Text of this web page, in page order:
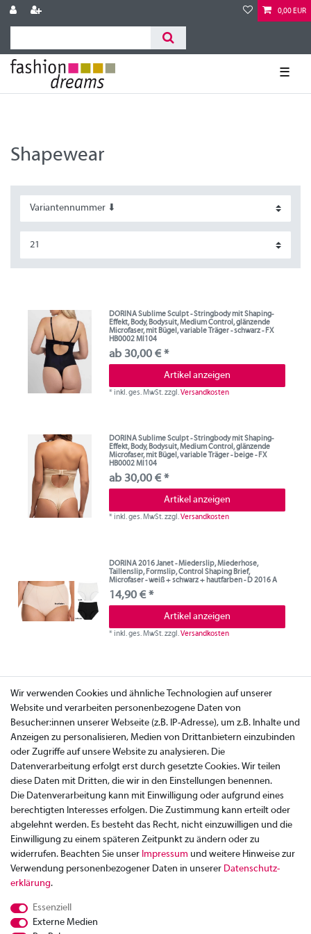
0,00 EUR
☰
Shapewear
DORINA Sublime Sculpt - Stringbody mit Shaping-
Effekt, Body, Bodysuit, Medium Control, glänzende
Microfaser, mit Bügel, variable Träger - schwarz - FX
HB0002 MI104
ab 30,00 € *
Artikel anzeigen
*inkl. ges. MwSt.zzgl.Versandkosten
DORINA Sublime Sculpt - Stringbody mit Shaping-
Effekt, Body, Bodysuit, Medium Control, glänzende
Microfaser, mit Bügel, variable Träger - beige - FX
HB0002 MI104
ab 30,00 € *
Artikel anzeigen
*inkl. ges. MwSt.zzgl.Versandkosten
DORINA 2016 Janet - Miederslip, Miederhose,
Taillenslip, Formslip, Control Shaping Brief,
Microfaser - weiß + schwarz + hautfarben - D 2016 A
14,90 € *
Artikel anzeigen
*inkl. ges. MwSt.zzgl.Versandkosten
Zahlung
Rücksendung
Wir verwenden Cookies und ähnliche Technologien auf unserer
Website und verarbeiten personenbezogene Daten von
Besucher:innen unserer Webseite (z.B. IP-Adresse), um z.B. Inhalte und
Anzeigen zu personalisieren, Medien von Drittanbietern einzubinden
oder Zugriffe auf unsere Website zu analysieren. Die
Datenverarbeitung erfolgt erst durch gesetzte Cookies. Wir teilen
diese Daten mit Dritten, die wir in den Einstellungen benennen.
Die Datenverarbeitung kann mit Einwilligung oder aufgrund eines
berechtigten Interesses erfolgen. Die Zustimmung kann erteilt oder
abgelehnt werden. Es besteht das Recht, nicht einzuwilligen und die
Einwilligung zu einem späteren Zeitpunkt zu ändern oder zu
widerrufen. Beachten Sie unser Impressum und weitere Hinweise zur
Verwendung personenbezogener Daten in unserer Daten­schutz­
erklärung.
Essenziell
Externe Medien